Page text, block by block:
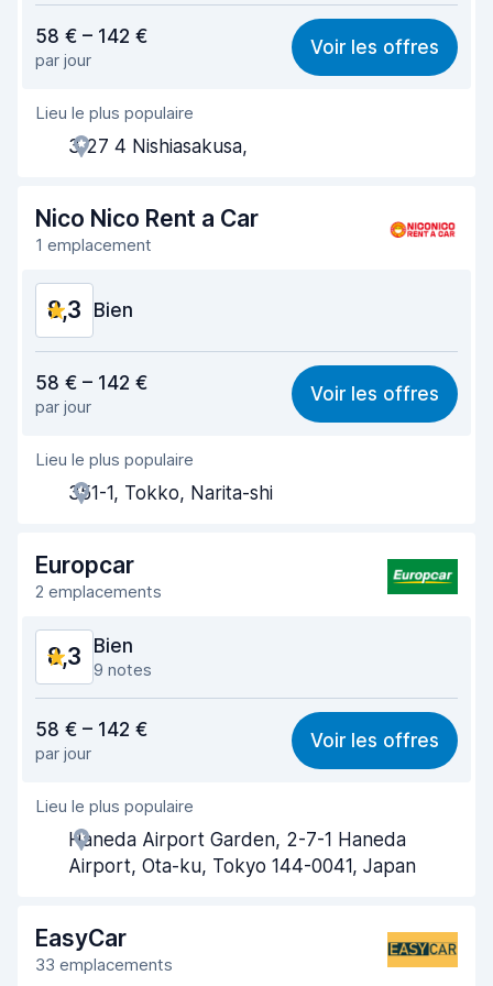
8,3
Recherche facile 8,2
Agent serviable
Prise en charge rapide
Restitution rapide
Propreté de la voiture
État du véhicule
58 € – 142 €
par jour
Voir les offres
Lieu le plus populaire
3 27 4 Nishiasakusa,
Nico Nico Rent a Car
1 emplacement
8,3 Bien
8,2
Recherche facile 8,3
Agent serviable
Prise en charge rapide
Restitution rapide 8,4
Propreté de la voiture
État du véhicule
58 € – 142 €
par jour
Voir les offres
Lieu le plus populaire
351-1, Tokko, Narita-shi
Europcar
2 emplacements
8,3 Bien
9 notes
7,9
Recherche facile 8,4
Agent serviable
Prise en charge rapide
Propreté de la voiture 8,3
58 € – 142 €
par jour
Voir les offres
Lieu le plus populaire
Haneda Airport Garden, 2-7-1 Haneda
Airport, Ota-ku, Tokyo 144-0041, Japan
EasyCar
33 emplacements